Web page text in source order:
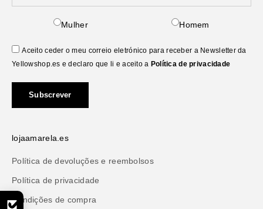
Mulher Homem
Aceito ceder o meu correio eletrónico para receber a Newsletter da
Yellowshop.es e declaro que li e aceito a Política de privacidade
Subscrever
lojaamarela.es
Política de devoluções e reembolsos
Política de privacidade
Condições de compra